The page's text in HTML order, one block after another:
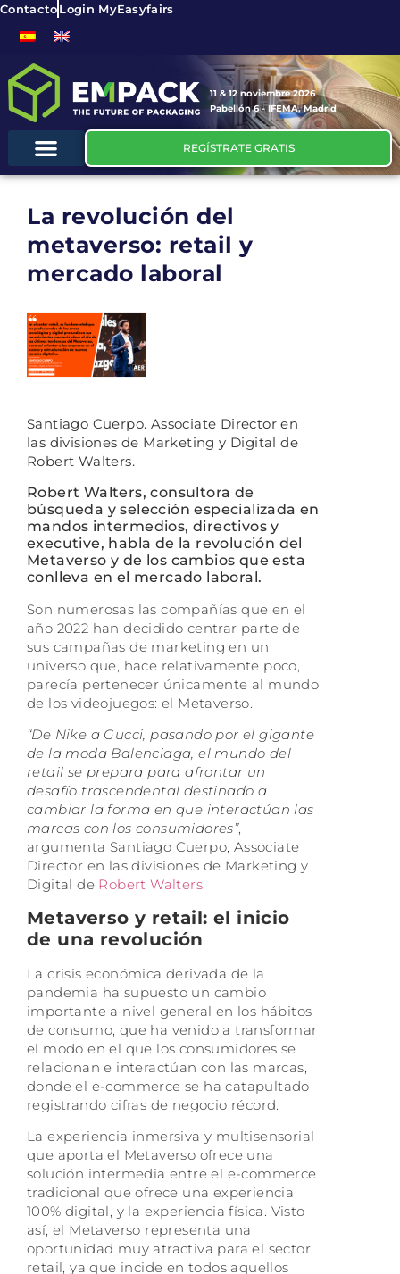
ContactoLogin MyEasyfairs
11 & 12 noviembre 2026
Pabellón 6 - IFEMA, Madrid
REGÍSTRATE GRATIS
La revolución del
metaverso: retail y
mercado laboral
Santiago Cuerpo. Associate Director en
las divisiones de Marketing y Digital de
Robert Walters.
Robert Walters, consultora de
búsqueda y selección especializada en
mandos intermedios, directivos y
executive, habla de la revolución del
Metaverso y de los cambios que esta
conlleva en el mercado laboral.
Son numerosas las compañías que en el
año 2022 han decidido centrar parte de
sus campañas de marketing en un
universo que, hace relativamente poco,
parecía pertenecer únicamente al mundo
de los videojuegos: el Metaverso.
“De Nike a Gucci, pasando por el gigante
de la moda Balenciaga, el mundo del
retail se prepara para afrontar un
desafío trascendental destinado a
cambiar la forma en que interactúan las
marcas con los consumidores”,
argumenta Santiago Cuerpo, Associate
Director en las divisiones de Marketing y
Digital de Robert Walters.
Metaverso y retail: el inicio
de una revolución
La crisis económica derivada de la
pandemia ha supuesto un cambio
importante a nivel general en los hábitos
de consumo, que ha venido a transformar
el modo en el que los consumidores se
relacionan e interactúan con las marcas,
donde el e-commerce se ha catapultado
registrando cifras de negocio récord.
La experiencia inmersiva y multisensorial
que aporta el Metaverso ofrece una
solución intermedia entre el e-commerce
tradicional que ofrece una experiencia
100% digital, y la experiencia física. Visto
así, el Metaverso representa una
oportunidad muy atractiva para el sector
retail, ya que incide en todos aquellos